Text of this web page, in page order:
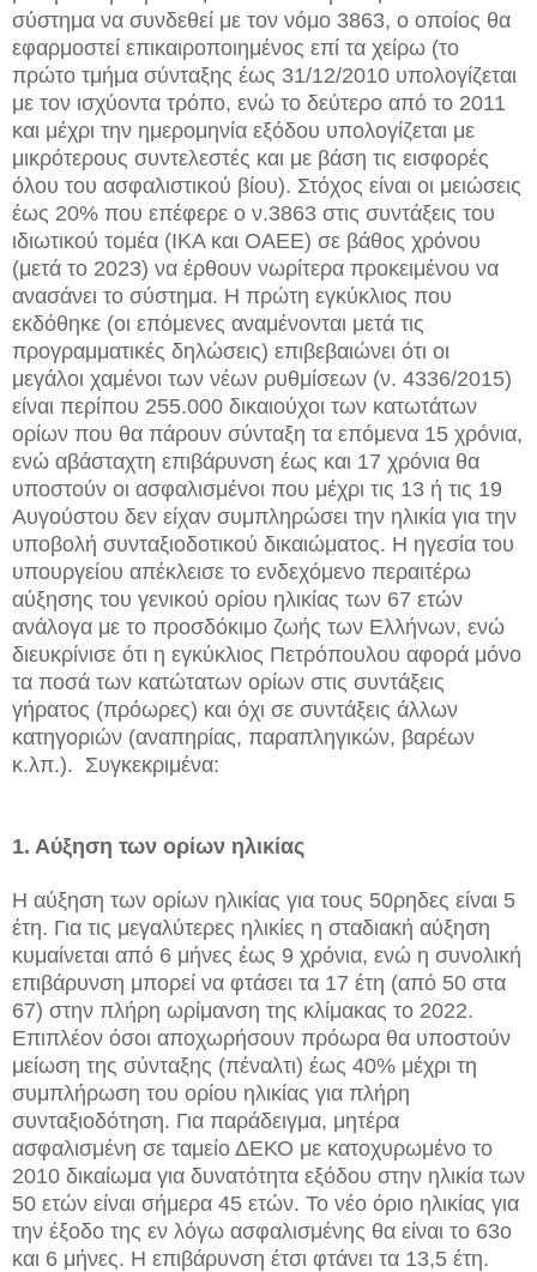
σύστημα να συνδεθεί με τον νόμο 3863, ο οποίος θα
εφαρμοστεί επικαιροποιημένος επί τα χείρω (το
πρώτο τμήμα σύνταξης έως 31/12/2010 υπολογίζεται
με τον ισχύοντα τρόπο, ενώ το δεύτερο από το 2011
και μέχρι την ημερομηνία εξόδου υπολογίζεται με
μικρότερους συντελεστές και με βάση τις εισφορές
όλου του ασφαλιστικού βίου). Στόχος είναι οι μειώσεις
έως 20% που επέφερε ο ν.3863 στις συντάξεις του
ιδιωτικού τομέα (ΙΚΑ και ΟΑΕΕ) σε βάθος χρόνου
(μετά το 2023) να έρθουν νωρίτερα προκειμένου να
ανασάνει το σύστημα. Η πρώτη εγκύκλιος που
εκδόθηκε (οι επόμενες αναμένονται μετά τις
προγραμματικές δηλώσεις) επιβεβαιώνει ότι οι
μεγάλοι χαμένοι των νέων ρυθμίσεων (ν. 4336/2015)
είναι περίπου 255.000 δικαιούχοι των κατωτάτων
ορίων που θα πάρουν σύνταξη τα επόμενα 15 χρόνια,
ενώ αβάσταχτη επιβάρυνση έως και 17 χρόνια θα
υποστούν οι ασφαλισμένοι που μέχρι τις 13 ή τις 19
Αυγούστου δεν είχαν συμπληρώσει την ηλικία για την
υποβολή συνταξιοδοτικού δικαιώματος. Η ηγεσία του
υπουργείου απέκλεισε το ενδεχόμενο περαιτέρω
αύξησης του γενικού ορίου ηλικίας των 67 ετών
ανάλογα με το προσδόκιμο ζωής των Ελλήνων, ενώ
διευκρίνισε ότι η εγκύκλιος Πετρόπουλου αφορά μόνο
τα ποσά των κατώτατων ορίων στις συντάξεις
γήρατος (πρόωρες) και όχι σε συντάξεις άλλων
κατηγοριών (αναπηρίας, παραπληγικών, βαρέων
κ.λπ.). Συγκεκριμένα:
1. Αύξηση των ορίων ηλικίας
Η αύξηση των ορίων ηλικίας για τους 50ρηδες είναι 5
έτη. Για τις μεγαλύτερες ηλικίες η σταδιακή αύξηση
κυμαίνεται από 6 μήνες έως 9 χρόνια, ενώ η συνολική
επιβάρυνση μπορεί να φτάσει τα 17 έτη (από 50 στα
67) στην πλήρη ωρίμανση της κλίμακας το 2022.
Επιπλέον όσοι αποχωρήσουν πρόωρα θα υποστούν
μείωση της σύνταξης (πέναλτι) έως 40% μέχρι τη
συμπλήρωση του ορίου ηλικίας για πλήρη
συνταξιοδότηση. Για παράδειγμα, μητέρα
ασφαλισμένη σε ταμείο ΔΕΚΟ με κατοχυρωμένο το
2010 δικαίωμα για δυνατότητα εξόδου στην ηλικία των
50 ετών είναι σήμερα 45 ετών. Το νέο όριο ηλικίας για
την έξοδο της εν λόγω ασφαλισμένης θα είναι το 63ο
και 6 μήνες. Η επιβάρυνση έτσι φτάνει τα 13,5 έτη.